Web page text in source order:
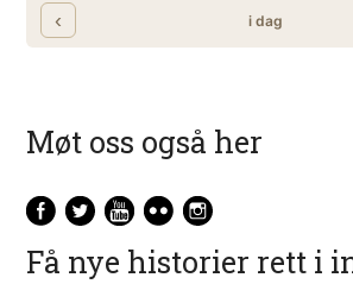
Møt oss også her
Få nye historier rett i